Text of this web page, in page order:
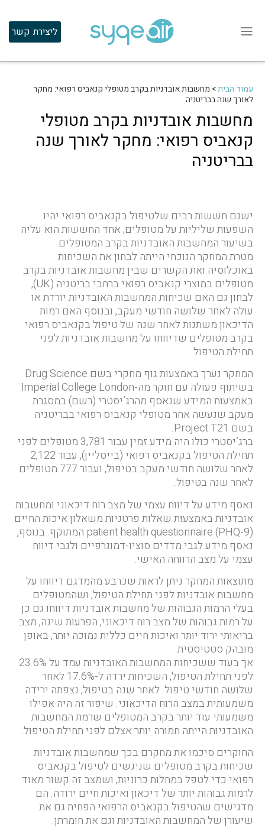
ליצירת קשר
עמוד הבית> מחשבות אובדניות בקרב מטופלי קנאביס רפואי: מחקר
לאורך שנה בבריטניה
מחשבות אובדניות בקרב מטופלי
קנאביס רפואי: מחקר לאורך שנה
בבריטניה
ישנם חששות רבים שלטיפול בקנאביס רפואי יהיו
השפעות שליליות על מטופלים; אחד החששות הוא עליה
בשיעור המחשבות האובדניות בקרב המטופלים.
מטרת המחקר הנוכחי הייתה לבחון את השכיחות
באוכלוסיה ואת הקשרים שבין מחשבות אובדניות בקרב
מטופלים במוצרי קנאביס רפואי ברחבי בריטניה (UK),
לבחון גם האם שכיחות המחשבות האובדניות יורדת או
עולה לאחר שלושה חודשי מעקב, ובנוסף האם רמות
הדיכאון משתנות לאחר שנה של טיפול בקנאביס רפואי
בקרב מטופלים שדיווחו על מחשבות אובדניות לפני
תחילת הטיפול.
המחקר נערך באמצעות גוף מחקרי בשם Drug Science
בשיתוף פעולה עם חוקר מה-Imperial College London
באמצעות המידע שנאסף מהרג’יסטרי (רשם) במסגרת
מעקב שנעשה אחר מטופלי קנאביס רפואי בבריטניה
בשם Project T21.
ברג’יסטרי כולו היה מידע זמין עבור 3,781 מטופלים לפני
תחילת הטיפול בקנאביס רפואי (בייסליין), עבור 2,122
לאחר שלושה חודשי מעקב בטיפול, ועבור 777 מטופלים
לאחר שנה בטיפול.
נאסף מידע על דיווח עצמי של מצב רוח דיכאוני ומחשבות
אובדניות באמצעות שאלות פרטניות משאלון איכות החיים
patient health questionnaire (PHQ-9) המתוקף. בנוסף,
נאסף מידע לגבי מדדים סוציו-דמוגרפיים ולגבי דיווח
עצמי על מצב הרווחה האישי.
מתוצאות המחקר ניתן לראות שכרבע מהמדגם דיווחו על
מחשבות אובדניות לפני תחילת הטיפול, ושהמטופלים
בעלי הרמות הגבוהות של מחשבות אובדניות דיווחו גם כן
על רמות גבוהות של מצב רוח דיכאוני, הפרעות שינה, מצב
בריאותי ירוד יותר ואיכות חיים כללית נמוכה יותר, באופן
מובהק סטטיסטית.
אך בעוד ששכיחות המחשבות האובדניות עמד על 23.6%
לפני תחילת הטיפול, השכיחות ירדה ל-17.6% לאחר
שלושה חודשי טיפול. לאחר שנה בטיפול, נצפתה ירידה
משמעותית במצב הרוח הדיכאוני. שיפור זה היה אפילו
משמעותי עוד יותר בקרב המטופלים שרמת המחשבות
האובדניות הייתה חמורה יותר אצלם לפני תחילת הטיפול.
החוקרים סיכמו את מחקרם בכך שמחשבות אובדניות
שכיחות בקרב מטופלים שניגשים לטיפול בקנאביס
רפואי כדי לטפל במחלות כרוניות, ושמצב זה קשור מאוד
לרמות גבוהות יותר של דיכאון ואיכות חיים ירודה. הם
מדגישים שהטיפול בקנאביס הרפואי הפחית גם את
שיעורן של המחשבות האובדניות וגם את חומרתן.